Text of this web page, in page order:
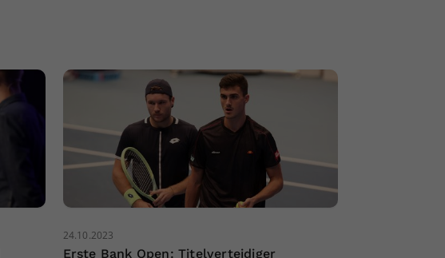
24.10.2023
Erste Bank Open: Titelverteidiger